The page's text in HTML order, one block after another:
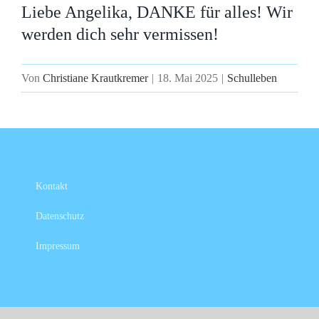
Liebe Angelika, DANKE für alles! Wir
werden dich sehr vermissen!
Von Christiane Krautkremer | 18. Mai 2025 | Schulleben
Kontakt
Datenschutz
Impressum